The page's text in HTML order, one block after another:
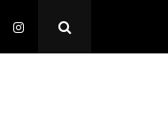
Open
Search